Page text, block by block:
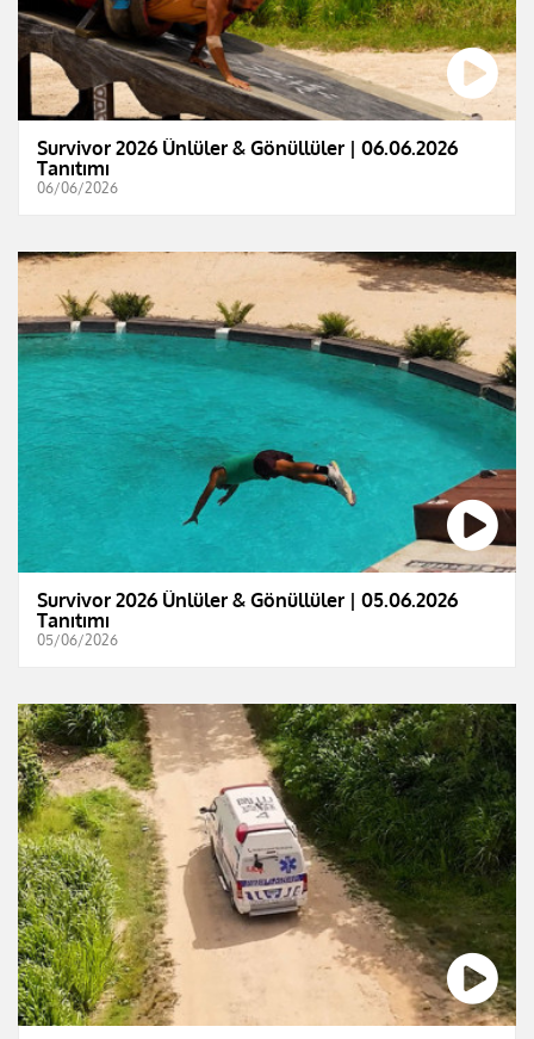
Survivor 2026 Ünlüler & Gönüllüler | 06.06.2026
Tanıtımı
06/06/2026
Survivor 2026 Ünlüler & Gönüllüler | 05.06.2026
Tanıtımı
05/06/2026